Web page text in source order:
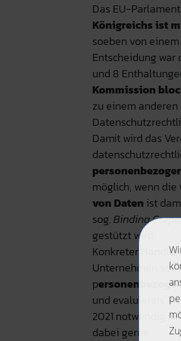
Das EU-
Königreichs ist
soeben von
Entscheidung
und 8
Kommission
zu einem
Damit wird das
möglich, wenn die
von Daten ist
sog.Binding
gestützt wird.
Konkreter
Unternehmen
p
und evaluieren,
2021 notwendig
dabei gerne.